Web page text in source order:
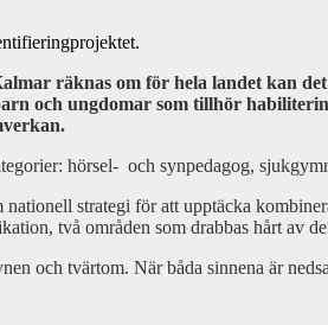
räknas om för hela landet kan
och ungdomar som tillhör
hörsel- och synpedagog,
strategi för att upptäcka
två områden som drabbas hårt av
och tvärtom. När båda sinnena är